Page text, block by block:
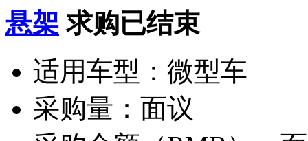
悬架 求购已结束
适用车型： 微型车
采购量： 面议